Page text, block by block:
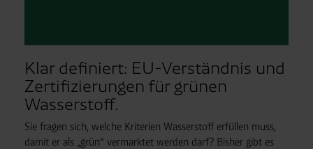
Klar definiert: EU-Verständnis und
Zertifizierungen für grünen
Wasserstoff.
Sie fragen sich, welche Kriterien Wasserstoff erfüllen muss,
damit er als „grün“ vermarktet werden darf? Bisher gibt es